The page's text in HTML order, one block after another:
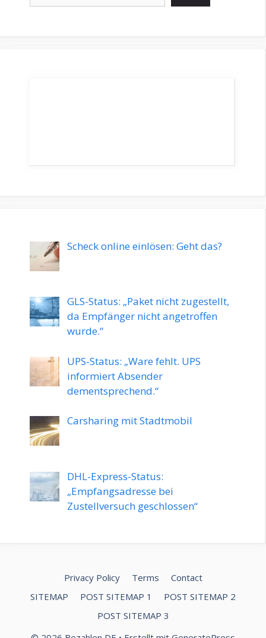
Scheck online einlösen: Geht das?
GLS-Status: „Paket nicht zugestellt,
da Empfänger nicht angetroffen
wurde.“
UPS-Status: „Ware fehlt. UPS
informiert Absender
dementsprechend.“
Carsharing mit Stadtmobil
DHL-Express-Status:
„Empfangsadresse bei
Zustellversuch geschlossen“
Privacy Policy Terms
Contact
SITEMAP
POST SITEMAP 1
POST SITEMAP 2
POST SITEMAP 3